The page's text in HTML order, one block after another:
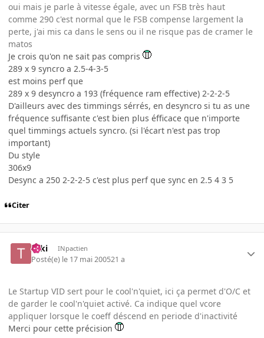
oui mais je parle à vitesse égale, avec un FSB très haut
comme 290 c'est normal que le FSB compense largement la
perte, j'ai mis ca dans le sens ou il ne risque pas de cramer le
matos
Je crois qu'on ne sait pas compris
289 x 9 syncro a 2.5-4-3-5
est moins perf que
289 x 9 desyncro a 193 (fréquence ram effective) 2-2-2-5
D'ailleurs avec des timmings sérrés, en desyncro si tu as une
fréquence suffisante c'est bien plus éfficace que n'importe
quel timmings actuels syncro. (si l'écart n'est pas trop
important)
Du style
306x9
Desync a 250 2-2-2-5 c'est plus perf que sync en 2.5 4 3 5
Citer
Taki INpactien
Posté(e) le 17 mai 200521 a
Le Startup VID sert pour le cool'n'quiet, ici ça permet d'O/C et
de garder le cool'n'quiet activé. Ca indique quel vcore
appliquer lorsque le coeff déscend en periode d'inactivité
Merci pour cette précision